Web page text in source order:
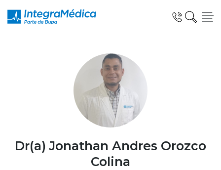
Especialidades y Servicios
Telemedicina Blua
Dr(a) Jonathan Andres Orozco
Colina